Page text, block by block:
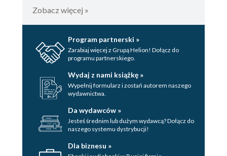
Zobacz więcej »
Program partnerski »
Zarabiaj więcej z Grupą Helion! Dołącz do
programu partnerskiego.
Wydaj z nami książkę »
Wypełnij formularz i zostań autorem naszego
wydawnictwa.
Da wydawców »
Jesteś średnim lub dużym wydawcą? Dołącz do
naszego systemu dystrybucji!
Dla biznesu »